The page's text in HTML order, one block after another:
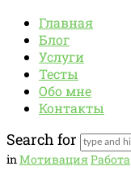
Главная
Блог
Услуги
Тесты
Обо мне
Контакты
Search for
inМотивацияРабота